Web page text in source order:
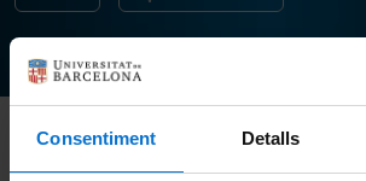
Consentiment Detalls
Sort